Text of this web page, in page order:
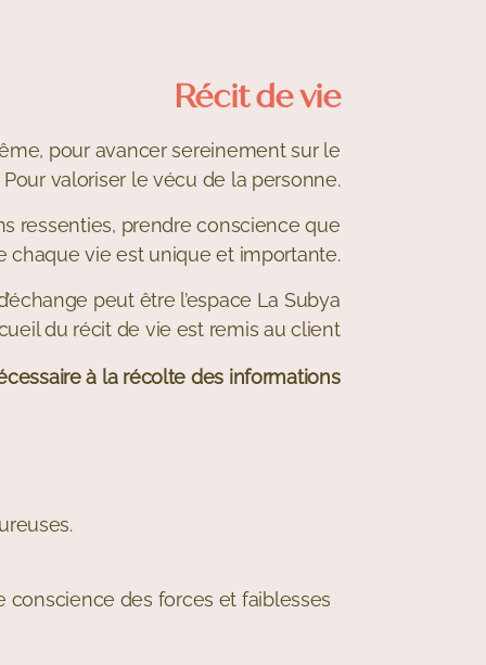
Récit de vie
pour avancer sereinement sur le
valoriser le vécu de la personne.
ressenties, prendre conscience que
chaque vie est unique et importante.
peut être l’espace La Subya
du récit de vie est remis au client
à la récolte des informations
conscience des forces et faiblesses